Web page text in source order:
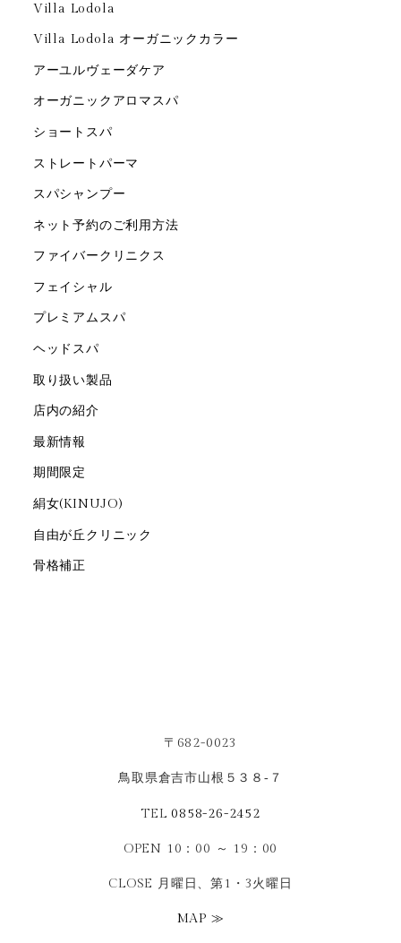
Villa Lodola
Villa Lodola オーガニックカラー
アーユルヴェーダケア
オーガニックアロマスパ
ショートスパ
ストレートパーマ
スパシャンプー
ネット予約のご利用方法
ファイバークリニクス
フェイシャル
プレミアムスパ
ヘッドスパ
取り扱い製品
店内の紹介
最新情報
期間限定
絹女(KINUJO)
自由が丘クリニック
骨格補正
〒682-0023
鳥取県倉吉市山根５３８‐７
TEL0858-26-2452
OPEN 10：00 ～ 19：00
CLOSE 月曜日、第1・3火曜日
MAP ≫